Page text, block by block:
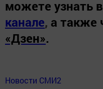
можете узнать
канале, а также
«Дзен».
Новости СМИ2